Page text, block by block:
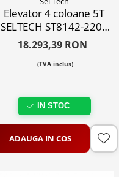
Elevator 4 coloane 5T
SELTECH ST8142-220V
profesional, blocaj
pneumatic
18.293,39 RON
(TVA inclus)
IN STOC
ADAUGA IN COS